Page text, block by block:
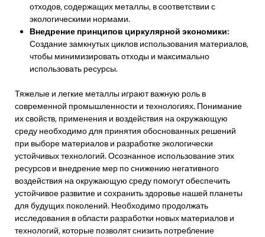
отходов‚ содержащих металлы‚ в соответствии с
экологическими нормами.
Внедрение принципов циркулярной экономики:
Создание замкнутых циклов использования материалов‚
чтобы минимизировать отходы и максимально
использовать ресурсы.
Тяжелые и легкие металлы играют важную роль в
современной промышленности и технологиях. Понимание
их свойств‚ применения и воздействия на окружающую
среду необходимо для принятия обоснованных решений
при выборе материалов и разработке экологически
устойчивых технологий. Осознанное использование этих
ресурсов и внедрение мер по снижению негативного
воздействия на окружающую среду помогут обеспечить
устойчивое развитие и сохранить здоровье нашей планеты
для будущих поколений. Необходимо продолжать
исследования в области разработки новых материалов и
технологий‚ которые позволят снизить потребление